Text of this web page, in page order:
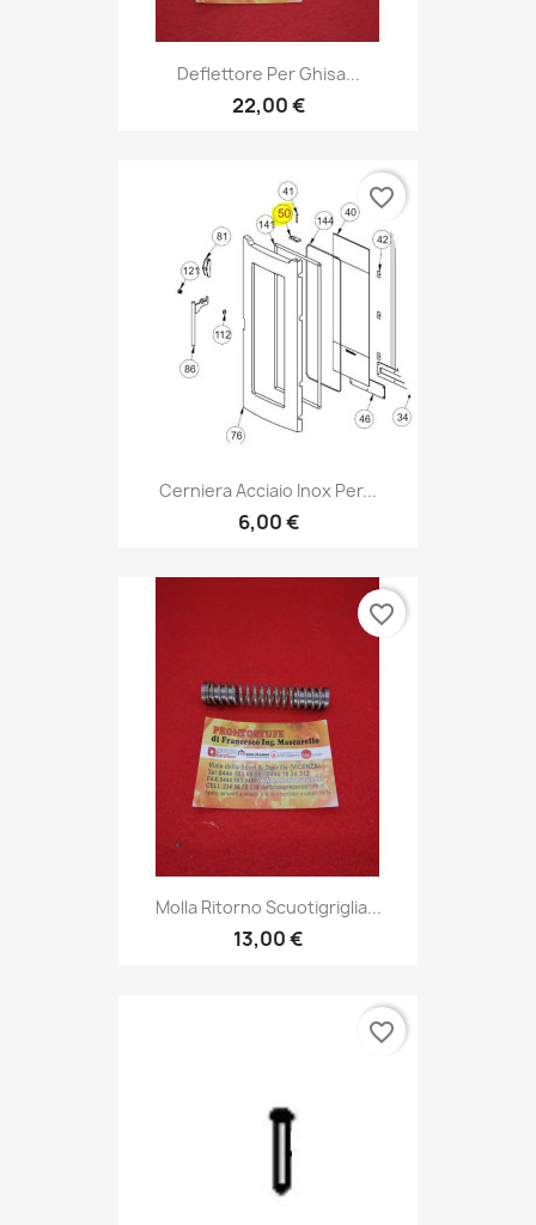
Deflettore Per Ghisa...
22,00 €
Cerniera Acciaio Inox Per...
6,00 €
favorite_border
Molla Ritorno Scuotigriglia...
13,00 €
favorite_border
favorite_border